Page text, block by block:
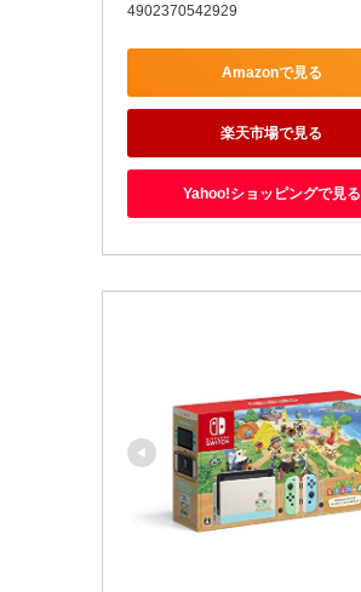
4902370542929
Amazonで見る
楽天市場で見る
Yahoo!ショッピングで見る